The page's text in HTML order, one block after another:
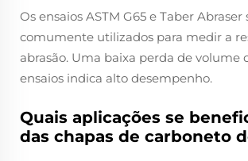
Os ensaios ASTM G65 e Taber Abraser
comumente utilizados para medir a
abrasão. Uma baixa perda de volume
ensaios indica alto desempenho.
Quais aplicações se
das chapas de carboneto